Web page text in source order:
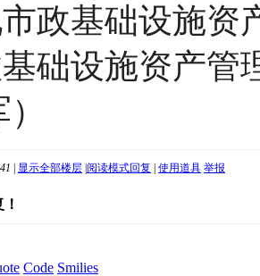
政基础设施资
础设施资产管
| 显示全部楼层 |阅读模式回复 | 使用道具 举报
Code Smilies